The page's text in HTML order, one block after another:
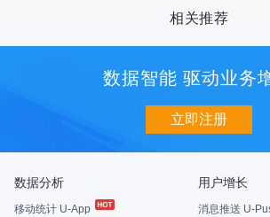
相关推荐
数据智能 驱动业务
立即注册
数据分析
移动统计 U-App
用户增长
消息推送 U-